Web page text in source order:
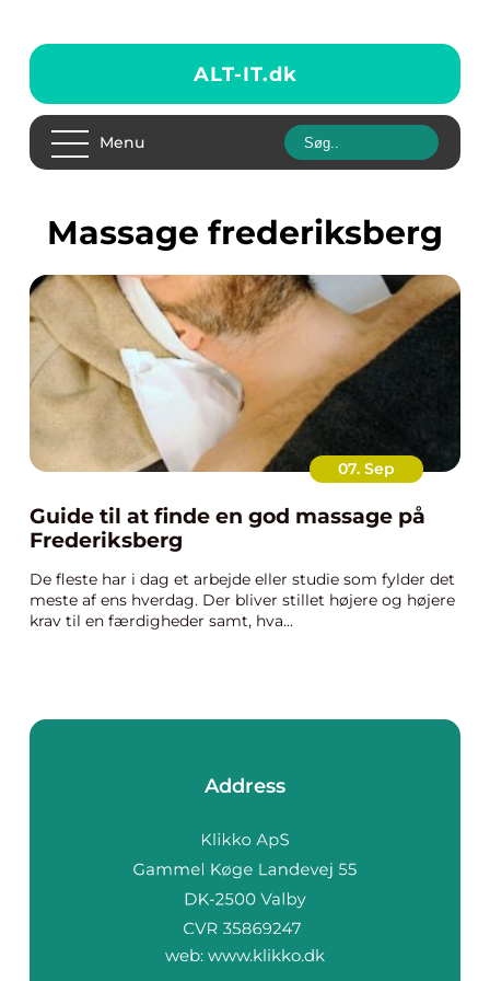
ALT-IT.dk
Menu
massage frederiksberg
07. Sep
Guide til at finde en god massage på
Frederiksberg
De fleste har i dag et arbejde eller studie som fylder det
meste af ens hverdag. Der bliver stillet højere og højere
krav til en færdigheder samt, hva...
Address
web: www.klikko.dk